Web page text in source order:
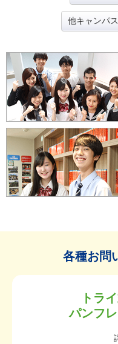
他キャンパ
各種お問
トラ
パンフ